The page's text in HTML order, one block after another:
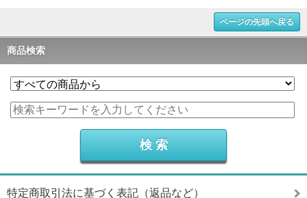
ページの先頭へ戻る
商品検索
特定商取引法に基づく表記（返品など）